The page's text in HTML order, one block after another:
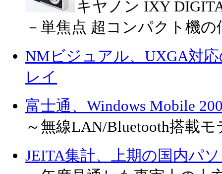
キヤノン IXY
－単焦点 超コンパクト機の
NMビジュアル、UXGA対
レイ
富士通、Windows Mobile
～無線LAN/Bluetooth搭載
JEITA集計、上期の国内パ